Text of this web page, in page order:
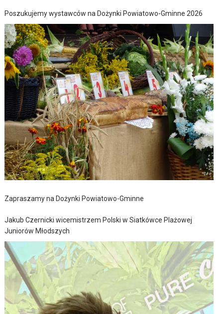
Poszukujemy wystawców na Dożynki Powiatowo-Gminne 2026
Zapraszamy na Dożynki Powiatowo-Gminne
Jakub Czernicki wicemistrzem Polski w Siatkówce Plażowej
Juniorów Młodszych